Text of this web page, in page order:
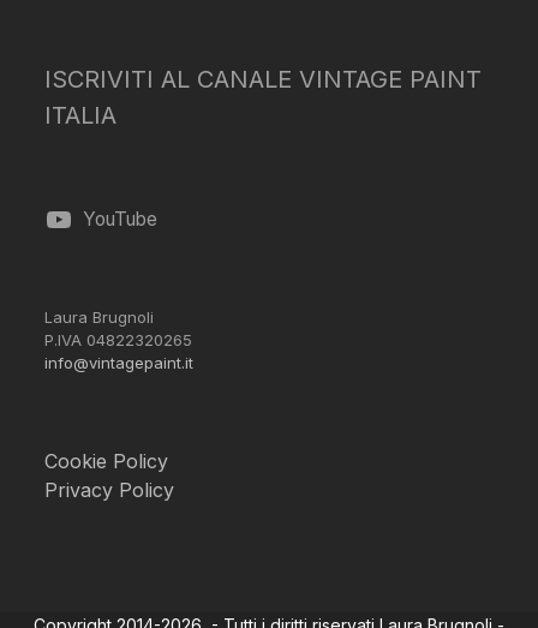
ISCRIVITI AL CANALE VINTAGE PAINT
ITALIA
YouTube
Laura Brugnoli
P.IVA 04822320265
info@vintagepaint.it
Cookie Policy
Privacy Policy